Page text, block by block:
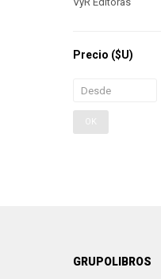
Precio ($U)
OK
GRUPOLIBROS